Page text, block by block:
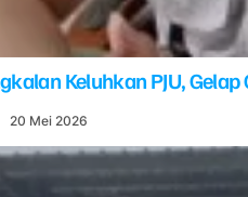
Keluhkan PJU,
20 Mei 2026